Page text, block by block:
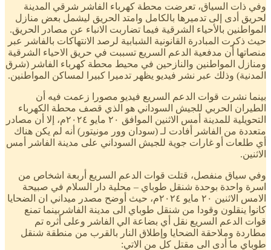
وفي ذات السياق، تعرضت محطة كهرباء الفاشر شرقي المدينة
لحريق أدى إلى تدميرها بالكامل وامتد الحريق ليشمل بعض منازل
المواطنين بالأحياء الشرقية فيما تضاربت الانباء عن مصادر الحريق.
حيث ذكرت المبادرة القانونية الشبابية لرصد الانتهاكات بالفاشر عبر
منصاتها أن مدفعية الدعم السريع تسببت في حريق الاحياء الشرقية
ومنازل المواطنين والنازحين في محيط محطة كهرباء الفاشر (شرق
المدنية) وذلك عبر نشر فيديو يظهر تدميرا كبيرا لمساكن المواطنين.
بينما نشرت قوات الدعم السريع فيديو مصورا زعمت فيه أن
الطيران الحربي للجيش السوداني هو الذي قصف محطة الكهرباء
التحويلية للمدينة أمس الاثنين الموافق ٢٠ مايو ٢٠٢٤م، إلا أن مصادر
متعددة من الفاشر أفادت لـ (سودان وور مونيتور) أنه لم يكن هناك
أي طلعات أو غارات جوية للجيش السوداني على مدينة الفاشر أمس
الاثنين.
وفي سياق منفصل، قتلت قوات الدعم السريع أربعة اشخاص من
اسرة واحدة بوحدة شنقل طوباي – محلية دار السلام في صبيحة
الامس الاثنين ٢٠ مايو ٢٠٢٤م، حيث أوضح مصدر ميداني ان الضحايا
كانوا ينقلون وقودا من شنقل طوباي الى مدينة الفاشربينما تمنع
قوات الدعم السريع نقل أي بضاعة الي الفاشر وعلى أثره تم
مطاردة وملاحقة الضحايا وإطلاق النار بالقرب من منطقة شنقل
طوباي ما أدى الى مقتل كل من الاتي: